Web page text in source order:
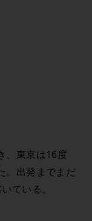
、東京は16度
。出発までまだ
ている。